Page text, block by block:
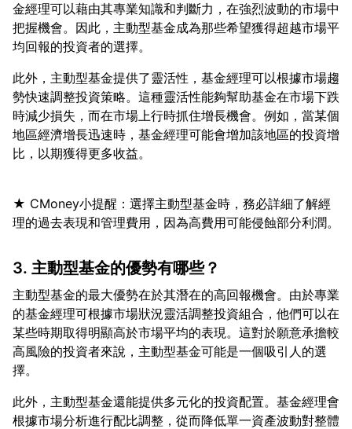
金經理可以藉由其專業知識和判斷力，在強烈波動的市場中
把握機會。因此，主動型基金成為那些希望獲得超越市場平
此外，主動型基金提供了靈活性，基金經理可以根據市場趨
勢快速調整投資策略。這種靈活性能夠幫助基金在市場下跌
時減少損失，而在市場上行時抓住增長機會。例如，當某個
地區經濟增長迅速時，基金經理可能會增加該地區的投資增
★ CMoney小提醒：選擇主動型基金時，務必詳細了解經
3. 主動型基金的優勢有哪些？
主動型基金的最大優勢在於其潛在的高回報機會。由於專業
的基金經理可根據市場狀況靈活調整投資組合，他們可以在
某些時期取得明顯高於市場平均的表現。這對於願意承擔較
高風險的投資者來說，主動型基金可能是一個吸引人的選
此外，主動型基金還能提供多元化的投資配置。基金經理會
根據市場分析進行配比調整，從而降低單一資產波動對整體